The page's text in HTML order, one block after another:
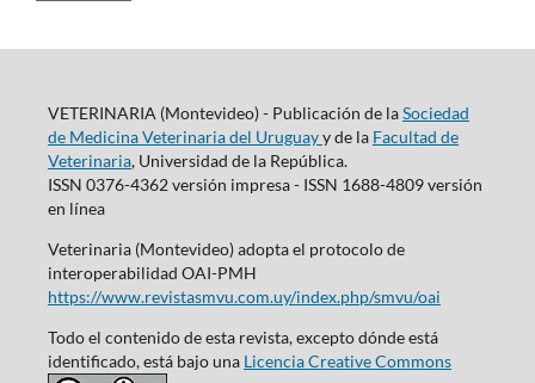
VETERINARIA (Montevideo) - Publicación de laSociedad
de Medicina Veterinaria del Uruguayy de la Facultad de
Veterinaria, Universidad de la República.
ISSN 0376-4362 versión impresa - ISSN 1688-4809 versión
en línea
Veterinaria (Montevideo) adopta el protocolo de
interoperabilidad OAI-PMH
https://www.revistasmvu.com.uy/index.php/smvu/oai
Todo el contenido de esta revista, excepto dónde está
identificado, está bajo una Licencia Creative Commons